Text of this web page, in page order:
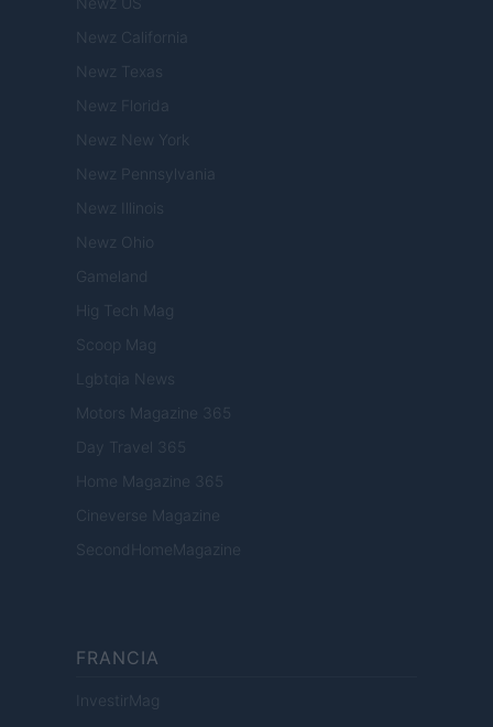
Newz California
Newz Texas
Newz Florida
Newz New York
Newz Pennsylvania
Newz Illinois
Newz Ohio
Gameland
Hig Tech Mag
Scoop Mag
Lgbtqia News
Motors Magazine 365
Day Travel 365
Home Magazine 365
Cineverse Magazine
SecondHomeMagazine
FRANCIA
InvestirMag